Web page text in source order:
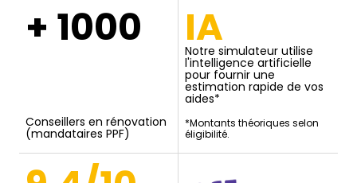
+ 1000
Conseillers en rénovation
(mandataires PPF)
IA
Notre simulateur utilise
l'intelligence artificielle
pour fournir une
estimation rapide de vos
aides*
*Montants théoriques selon
éligibilité.